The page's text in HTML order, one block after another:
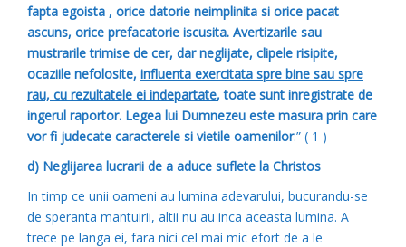
fapta egoista , orice datorie neimplinita si orice pacat
ascuns, orice prefacatorie iscusita. Avertizarile sau
mustrarile trimise de cer, dar neglijate, clipele risipite,
ocaziile nefolosite, influenta exercitata spre bine sau spre
rau, cu rezultatele ei indepartate, toate sunt inregistrate de
ingerul raportor. Legea lui Dumnezeu este masura prin care
vor fi judecate caracterele si vietile oamenilor.” ( 1 )
d) Neglijarea lucrarii de a aduce suflete la Christos
In timp ce unii oameni au lumina adevarului, bucurandu-se
de speranta mantuirii, altii nu au inca aceasta lumina. A
trece pe langa ei, fara nici cel mai mic efort de a le